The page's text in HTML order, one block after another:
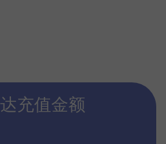
充值金额